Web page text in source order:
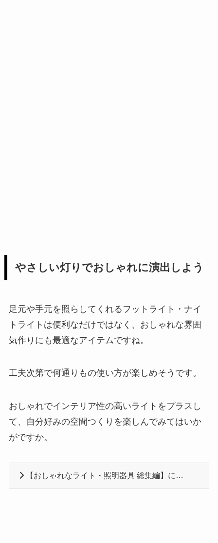
やさしい灯りでおしゃれに演出しよう
足元や手元を照らしてくれるフットライト・ナイ
トライトは便利なだけではなく、おしゃれな雰囲
気作りにも最適なアイテムですね。
工夫次第で何通りもの使い方が楽しめそうです。
おしゃれでインテリア性の高いライトをプラスし
て、自分好みの空間つくりを楽しんでみてはいか
がですか。
【おしゃれなライト・照明器具 総集編】に戻る